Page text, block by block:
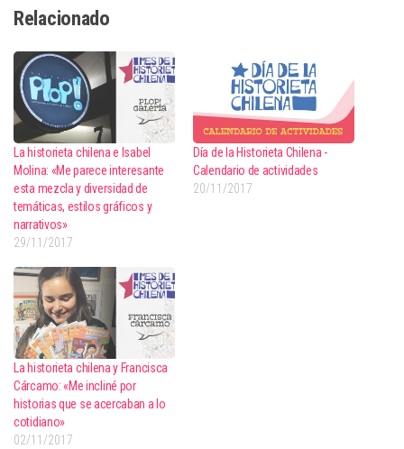
Relacionado
La historieta chilena e Isabel
Molina: «Me parece interesante
esta mezcla y diversidad de
temáticas, estilos gráficos y
narrativos»
29/11/2017
Día de la Historieta Chilena -
Calendario de actividades
20/11/2017
La historieta chilena y Francisca
Cárcamo: «Me incliné por
historias que se acercaban a lo
cotidiano»
02/11/2017